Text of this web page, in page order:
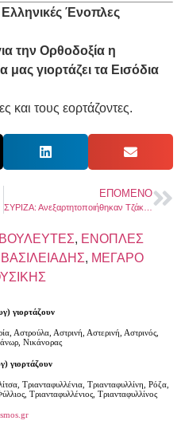
Ελληνικές Ένοπλες
την Ορθοδοξία η
γιορτάζει τα Εισόδια
και τους εορτάζοντες.
ΕΠΌΜΕΝΟ
ΒΟΥΛΕΥΤΕΣ, ΕΝΟΠΛΕΣ
, ΜΕΓΑΡΟ
γιορτάζουν
Αστρούλα, Αστρινή, Αστερινή, Αστρινός,
Νικάνορας
γιορτάζουν
Τριανταφυλλένια, Τριανταφυλλίνη, Ρόζα,
Τριανταφυλλένιος, Τριανταφυλλίνος